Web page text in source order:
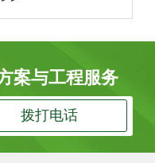
案与工程服务
拨打电话